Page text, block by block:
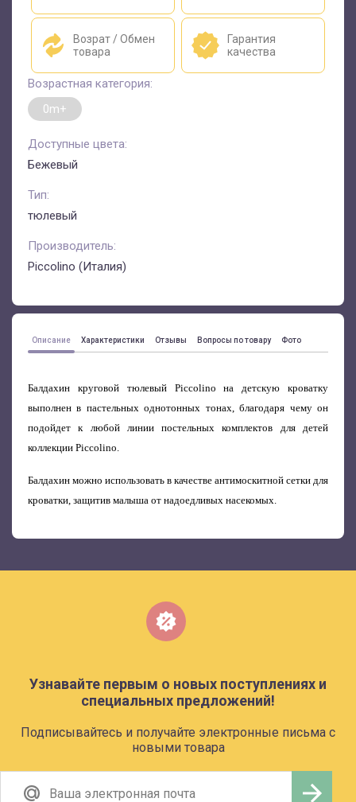
Возрат / Обмен
товара
Гарантия
качества
Возрастная категория:
0m+
Доступные цвета:
Бежевый
Тип:
тюлевый
Производитель:
Piccolino (Италия)
Описание Характеристики Отзывы Вопросы по товару Фото
Балдахин круговой тюлевый Piccolinoна детскую кроватку
выполнен в пастельных однотонных тонах, благодаря чему он
подойдет к любой линии постельных комплектов для детей
коллекции Piccolino.
Балдахин можно использовать в качестве антимоскитной сетки для
кроватки, защитив малыша от надоедливых насекомых.
Узнавайте первым о новых поступлениях и
специальных предложений!
Подписывайтесь и получайте электронные письма с
новыми товара